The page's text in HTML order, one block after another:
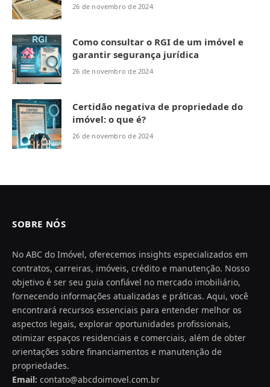
26 de novembro de 2024
Como consultar o RGI de um imóvel e
garantir segurança jurídica
26 de novembro de 2024
Certidão negativa de propriedade do
imóvel: o que é?
26 de novembro de 2024
SOBRE NÓS
No ABC do Imóvel, oferecemos insights especializados em
contratos, carreiras, imóveis, crédito e manutenção. Nosso
objetivo é ser seu guia confiável no mercado imobiliário,
fornecendo informações atualizadas e práticas. Aqui, você
encontrará recursos essenciais para entender melhor os
aspectos legais, explorar oportunidades profissionais,
otimizar espaços residenciais e comerciais, além de obter
orientações sobre financiamentos e manutenção de
propriedades.
Email: contato@abcdoimovel.com.br